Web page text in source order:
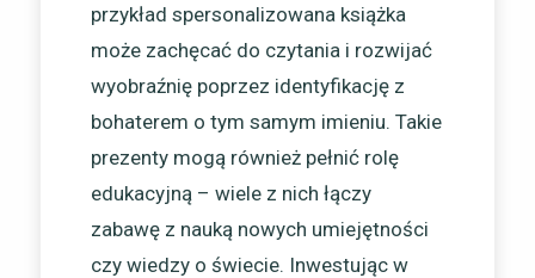
przykład spersonalizowana książka
może zachęcać do czytania i rozwijać
wyobraźnię poprzez identyfikację z
bohaterem o tym samym imieniu. Takie
prezenty mogą również pełnić rolę
edukacyjną – wiele z nich łączy
zabawę z nauką nowych umiejętności
czy wiedzy o świecie. Inwestując w